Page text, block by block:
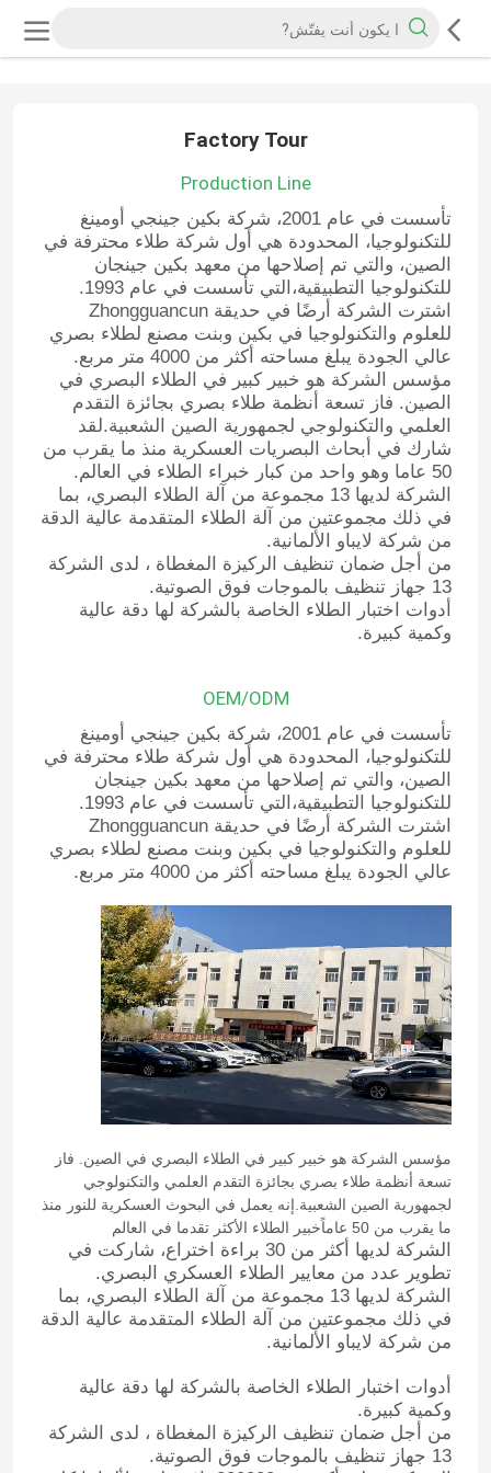
Factory Tour
Production Line
تأسست في عام 2001، شركة بكين جينجي أومينغ
للتكنولوجيا، المحدودة هي أول شركة طلاء محترفة في
الصين، والتي تم إصلاحها من معهد بكين جينجان
للتكنولوجيا التطبيقية،التي تأسست في عام 1993.
اشترت الشركة أرضًا في حديقة Zhongguancun
للعلوم والتكنولوجيا في بكين وبنت مصنع لطلاء بصري
عالي الجودة يبلغ مساحته أكثر من 4000 متر مربع.
مؤسس الشركة هو خبير كبير في الطلاء البصري في
الصين. فاز تسعة أنظمة طلاء بصري بجائزة التقدم
العلمي والتكنولوجي لجمهورية الصين الشعبية.لقد
شارك في أبحاث البصريات العسكرية منذ ما يقرب من
50 عاما وهو واحد من كبار خبراء الطلاء في العالم.
الشركة لديها 13 مجموعة من آلة الطلاء البصري، بما
في ذلك مجموعتين من آلة الطلاء المتقدمة عالية الدقة
من شركة لايباو الألمانية.
من أجل ضمان تنظيف الركيزة المغطاة ، لدى الشركة
13 جهاز تنظيف بالموجات فوق الصوتية.
أدوات اختبار الطلاء الخاصة بالشركة لها دقة عالية
وكمية كبيرة.
OEM/ODM
تأسست في عام 2001، شركة بكين جينجي أومينغ
للتكنولوجيا، المحدودة هي أول شركة طلاء محترفة في
الصين، والتي تم إصلاحها من معهد بكين جينجان
للتكنولوجيا التطبيقية،التي تأسست في عام 1993.
اشترت الشركة أرضًا في حديقة Zhongguancun
للعلوم والتكنولوجيا في بكين وبنت مصنع لطلاء بصري
عالي الجودة يبلغ مساحته أكثر من 4000 متر مربع.
مؤسس الشركة هو خبير كبير في الطلاء البصري في الصين. فاز
تسعة أنظمة طلاء بصري بجائزة التقدم العلمي والتكنولوجي
لجمهورية الصين الشعبية.إنه يعمل في البحوث العسكرية للنور منذ
ما يقرب من 50 عاماً
خبير الطلاء الأكثر تقدما في العالم
الشركة لديها أكثر من 30 براءة اختراع، شاركت في
تطوير عدد من معايير الطلاء العسكري البصري.
الشركة لديها 13 مجموعة من آلة الطلاء البصري، بما
في ذلك مجموعتين من آلة الطلاء المتقدمة عالية الدقة
من شركة لايباو الألمانية.
أدوات اختبار الطلاء الخاصة بالشركة لها دقة عالية
وكمية كبيرة.
من أجل ضمان تنظيف الركيزة المغطاة ، لدى الشركة
13 جهاز تنظيف بالموجات فوق الصوتية.